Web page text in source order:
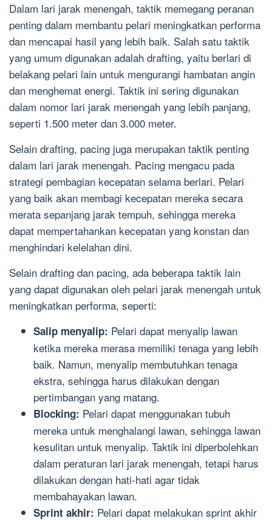
Dalam lari jarak menengah, taktik memegang peranan
penting dalam membantu pelari meningkatkan performa
dan mencapai hasil yang lebih baik. Salah satu taktik
yang umum digunakan adalah drafting, yaitu berlari di
belakang pelari lain untuk mengurangi hambatan angin
dan menghemat energi. Taktik ini sering digunakan
dalam nomor lari jarak menengah yang lebih panjang,
seperti 1.500 meter dan 3.000 meter.
Selain drafting, pacing juga merupakan taktik penting
dalam lari jarak menengah. Pacing mengacu pada
strategi pembagian kecepatan selama berlari. Pelari
yang baik akan membagi kecepatan mereka secara
merata sepanjang jarak tempuh, sehingga mereka
dapat mempertahankan kecepatan yang konstan dan
menghindari kelelahan dini.
Selain drafting dan pacing, ada beberapa taktik lain
yang dapat digunakan oleh pelari jarak menengah untuk
meningkatkan performa, seperti:
Salip menyalip: Pelari dapat menyalip lawan
ketika mereka merasa memiliki tenaga yang lebih
baik. Namun, menyalip membutuhkan tenaga
ekstra, sehingga harus dilakukan dengan
pertimbangan yang matang.
Blocking: Pelari dapat menggunakan tubuh
mereka untuk menghalangi lawan, sehingga lawan
kesulitan untuk menyalip. Taktik ini diperbolehkan
dalam peraturan lari jarak menengah, tetapi harus
dilakukan dengan hati-hati agar tidak
membahayakan lawan.
Sprint akhir: Pelari dapat melakukan sprint akhir